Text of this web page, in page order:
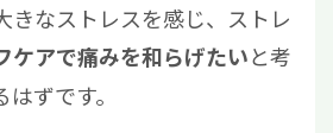
きなストレスを感じ、ストレ
ケアで痛みを和らげたいと考
ずです。